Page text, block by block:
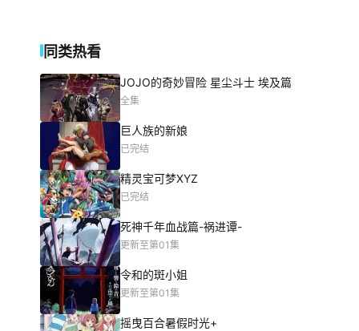
同类热看
JOJO的奇妙冒险 星尘斗士 埃及篇
全集
巨人族的新娘
已完结
精灵宝可梦XYZ
已完结
死神千年血战篇-祸进谭-
更新至第01集
令和的斑小姐
更新至第01集
摇曳百合暑假时光+